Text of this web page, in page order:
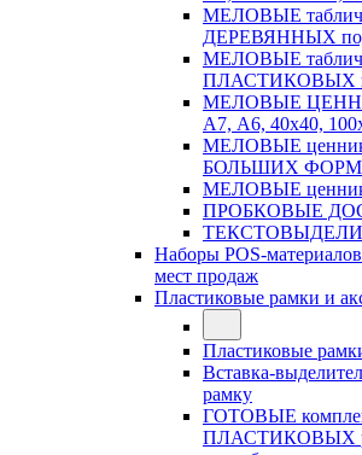
МЕЛОВЫЕ
ДЕРЕВЯННЫХ
МЕЛОВЫЕ
ПЛАСТИКОВЫХ
МЕЛОВЫЕ
А7, А6, 40х40,
МЕЛОВЫЕ
БОЛЬШИХ
МЕЛОВЫЕ
ПРОБКОВЫЕ
Наборы POS-
мест продаж
Пластиковые рамки и
Пластиковые
Вставка-
рамку
ГОТОВЫЕ
ПЛАСТИКОВЫХ